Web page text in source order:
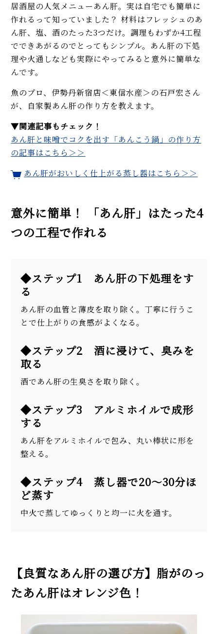
居酒屋の人気メニューあん肝。実は自宅でも簡単に
作れるって知っていました？ 材料はフレッシュのあ
ん肝、塩、酒のたった3つだけ。調理もわずか4工程
でできあがるのでとってもシンプル。あん肝の下処
理や火通しなども実際にやってみると意外に簡単な
んです。
魚のプロ、伊勢丹新宿店＜東信水産＞の石戸宏さん
が、自家製あん肝の作り方を教えます。
▼関連記事もチェック！
あん肝と味噌でコクを出す「あんこう鍋」の作り方
の記事はこちら＞＞
あん肝がおいしく仕上がる蒸し器はこちら＞＞
意外に簡単！ 「あん肝」はたった4
つの工程で作れる
◆ステップ1 あん肝の下処理をす
る
あん肝の血管と薄皮を取り除く。丁寧に行うこ
とで仕上がりの食感がよくなる。
◆ステップ2 酒に浸けて、臭みを
取る
酒であん肝の生臭さを取り除く。
◆ステップ3 アルミホイルで成形
する
あん肝をアルミホイルで包み、丸い棒状に形を
整える。
◆ステップ4 蒸し器で20〜30分ほ
ど蒸す
中火で蒸してゆっくりと均一に火を通す。
【良質なあん肝の選び方】脂がのっ
たあん肝はオレンジ色！
【まとめ】3月の旬レシピを
WEB FOODIE編集部がおすす
め！
【専門店】もっちり食感「手切
り」スモークサーモンに感動！
【まとめ】プロ直伝！ 鮭やサー
モンの人気レシピ。ホイル焼
き、ムニエル、幽庵焼き、炊き込
みご飯、粕汁、昆布巻き…
だし不要、ふっくら食感！ 鮭の
炊き込みご飯「はらこ飯」の簡
MORE
【初心者必見】干さない、シソ
不要！ 昔ながらの塩漬け梅干し
の簡単な作り方
モヒートの基本レシピ。すっきり
爽快！
MORE